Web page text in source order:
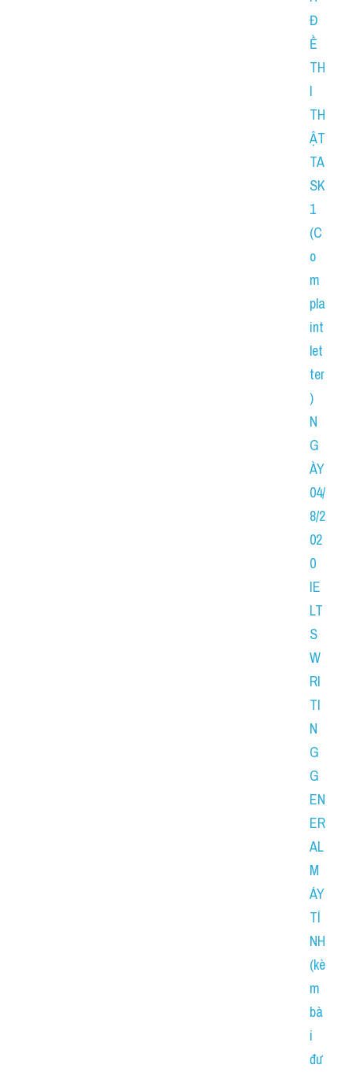
Đ
Ề
TH
I
TH
ẬT
TA
SK
1
(C
o
m
pla
int
let
ter
)
N
G
ÀY
04/
8/2
02
0
IE
LT
S
W
RI
TI
N
G
G
EN
ER
AL
M
ÁY
TÍ
NH
(kè
m
bà
i
đư